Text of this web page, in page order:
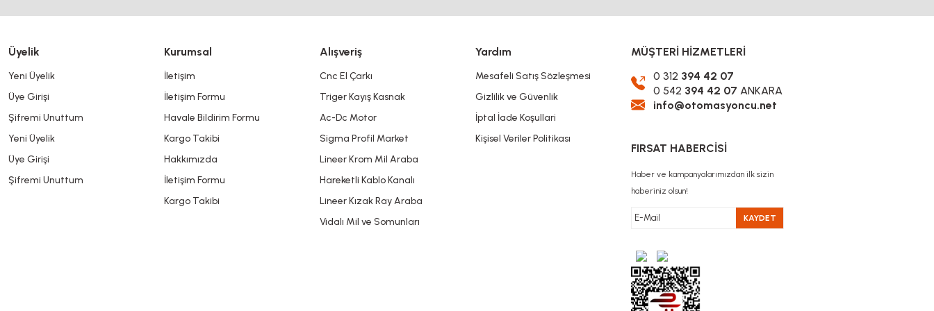
Üyelik
Yeni Üyelik
Üye Girişi
Şifremi Unuttum
Yeni Üyelik
Üye Girişi
Şifremi Unuttum
Kurumsal
İletişim
İletişim Formu
Havale Bildirim Formu
Kargo Takibi
Hakkımızda
İletişim Formu
Kargo Takibi
Alışveriş
Cnc El Çarkı
Triger Kayış Kasnak
Ac-Dc Motor
Sigma Profil Market
Lineer Krom Mil Araba
Hareketli Kablo Kanalı
Lineer Kızak Ray Araba
Vidalı Mil ve Somunları
Yardım
Mesafeli Satış Sözleşmesi
Gizlilik ve Güvenlik
İptal İade Koşullari
Kişisel Veriler Politikası
MÜŞTERİ HİZMETLERİ
0 312 394 42 07
0 542 394 42 07 ANKARA
info@otomasyoncu.net
FIRSAT HABERCİSİ
Haber ve kampanyalarımızdan ilk sizin
haberiniz olsun!
KAYDET